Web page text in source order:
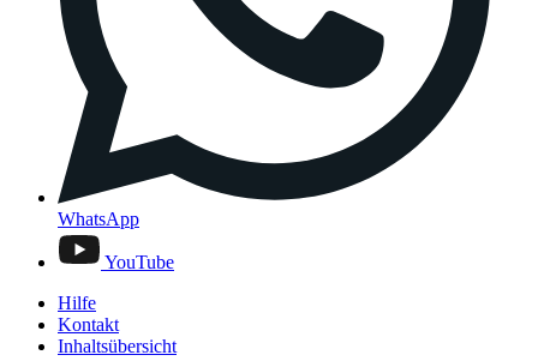
WhatsApp
YouTube
Hilfe
Kontakt
Inhaltsübersicht